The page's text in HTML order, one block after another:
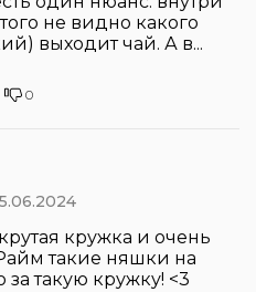
не видно какого
выходит чай. А в...
0
кружка и очень
такие няшки на
за такую кружку! <3